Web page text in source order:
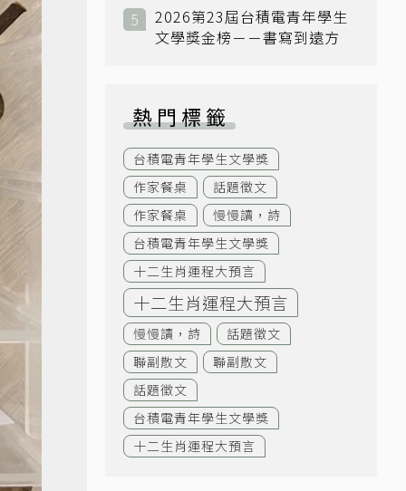
2026第23屆台積電青年學生
文學獎金榜－－書寫到遠方
熱門標籤
台積電青年學生文學獎
作家餐桌
話題徵文
作家餐桌
慢慢讀，詩
台積電青年學生文學獎
十二生肖運程大預言
十二生肖運程大預言
慢慢讀，詩
話題徵文
聯副散文
聯副散文
話題徵文
台積電青年學生文學獎
十二生肖運程大預言